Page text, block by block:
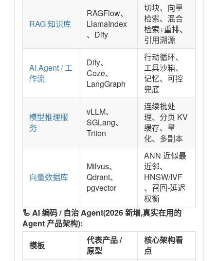
RAG 知识库
RAGFlow、
LlamaIndex
、Dify
切块、向量
检索、混合
检索+重排、
引用溯源
AI Agent / 工
作流
Dify、
Coze、
LangGraph
行动循环、
工具沙箱、
记忆、可控
兜底
模型推理服
务
vLLM、
SGLang、
Triton
连续批处
理、分页 KV
缓存、量
化、多副本
向量数据库
Milvus、
Qdrant、
pgvector
ANN 近似最
近邻、
HNSW/IVF
、召回-延迟
权衡
🦾 AI 编码 / 自治 Agent(2026 新增,真实在用的
Agent 产品架构):
模板
代表产品 /
原型
核心架构看
点